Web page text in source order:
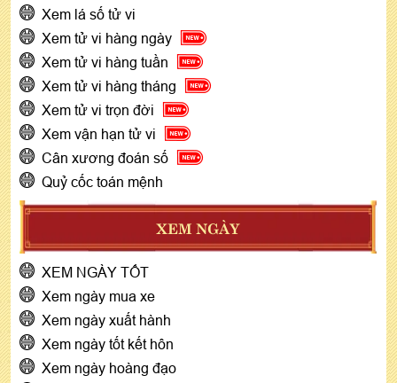
Xem lá số tử vi
Xem tử vi hàng ngày
Xem tử vi hàng tuần
Xem tử vi hàng tháng
Xem tử vi trọn đời
Xem vận hạn tử vi
Cân xương đoán số
Quỷ cốc toán mệnh
XEM NGÀY
XEM NGÀY TỐT
Xem ngày mua xe
Xem ngày xuất hành
Xem ngày tốt kết hôn
Xem ngày hoàng đạo